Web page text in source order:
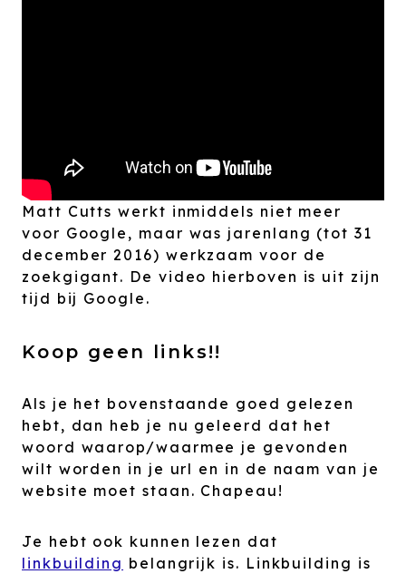
Matt Cutts werkt inmiddels niet meer
voor Google, maar was jarenlang (tot 31
december 2016) werkzaam voor de
zoekgigant. De video hierboven is uit zijn
tijd bij Google.
Koop geen links!!
Als je het bovenstaande goed gelezen
hebt, dan heb je nu geleerd dat het
woord waarop/waarmee je gevonden
wilt worden in je url en in de naam van je
website moet staan. Chapeau!
Je hebt ook kunnen lezen dat
linkbuilding belangrijk is. Linkbuilding is